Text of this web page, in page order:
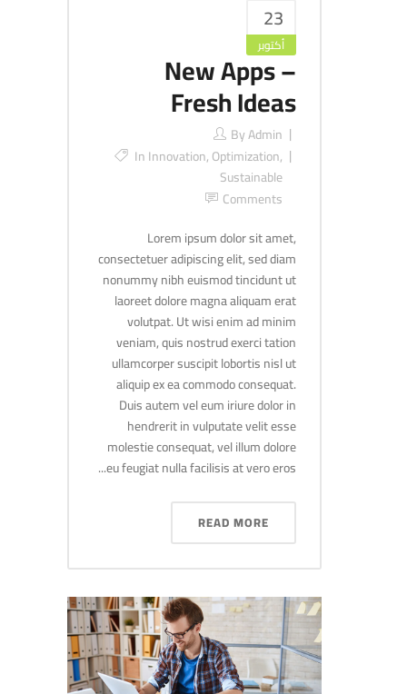
23
أكتوبر
New Apps –
Fresh Ideas
ByAdmin
InInnovation,Optimization,
Sustainable
Comments
Lorem ipsum dolor sit amet,
consectetuer adipiscing elit, sed diam
nonummy nibh euismod tincidunt ut
laoreet dolore magna aliquam erat
volutpat. Ut wisi enim ad minim
veniam, quis nostrud exerci tation
ullamcorper suscipit lobortis nisl ut
aliquip ex ea commodo consequat.
Duis autem vel eum iriure dolor in
hendrerit in vulputate velit esse
molestie consequat, vel illum dolore
eu feugiat nulla facilisis at vero eros...
READ MORE